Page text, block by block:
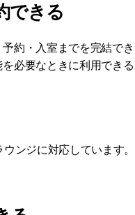
できる
約・入室までを完結で
必要なときに利用できる
ンジに対応しています